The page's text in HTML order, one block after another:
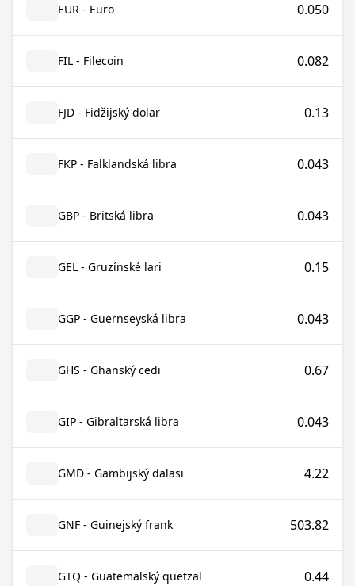
EUR - Euro 0.050
FIL - Filecoin 0.082
FJD - Fidžijský dolar 0.13
FKP - Falklandská libra 0.043
GBP - Britská libra 0.043
GEL - Gruzínské lari 0.15
GGP - Guernseyská libra 0.043
GHS - Ghanský cedi 0.67
GIP - Gibraltarská libra 0.043
GMD - Gambijský dalasi 4.22
GNF - Guinejský frank 503.82
GTQ - Guatemalský quetzal 0.44